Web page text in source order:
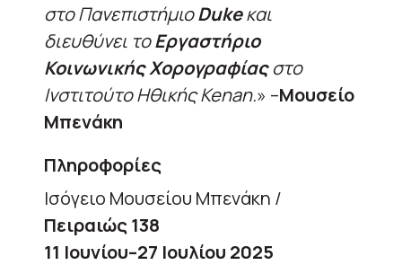
στο ΠανεπιστήμιοDukeκαι
διευθύνει τοΕργαστήριο
Κοινωνικής Χορογραφίαςστο
Ινστιτούτο Ηθικής Kenan.» –Μουσείο
Μπενάκη
Πληροφορίες
Ισόγειο Μουσείου Μπενάκη /
Πειραιώς 138
11 Ιουνίου–27 Ιουλίου 2025